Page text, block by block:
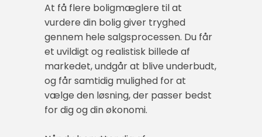
At få flere boligmæglere til at
vurdere din bolig giver tryghed
gennem hele salgsprocessen. Du får
et uvildigt og realistisk billede af
markedet, undgår at blive underbudt,
og får samtidig mulighed for at
vælge den løsning, der passer bedst
for dig og din økonomi.